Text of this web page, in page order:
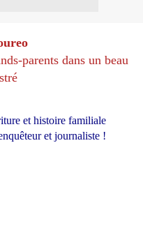
parents dans un beau
et histoire familiale
et journaliste !